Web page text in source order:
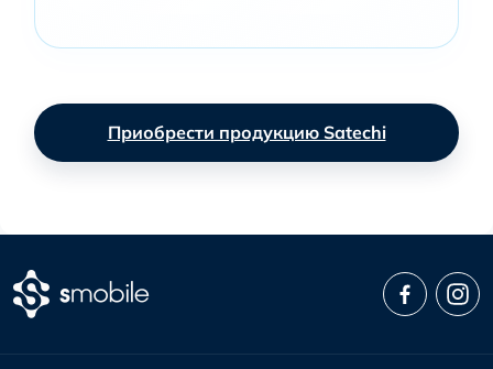
Приобрести продукцию Satechi